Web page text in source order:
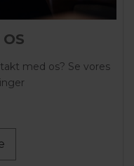
med os? Se vores